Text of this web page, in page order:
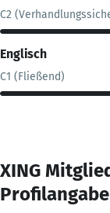
C2
Englisch
C1 (Fließend)
XING